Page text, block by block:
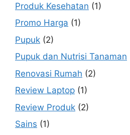
Produk Kesehatan (1)
Promo Harga (1)
Pupuk (2)
Pupuk dan Nutrisi Tanaman
Renovasi Rumah (2)
Review Laptop (1)
Review Produk (2)
Sains (1)